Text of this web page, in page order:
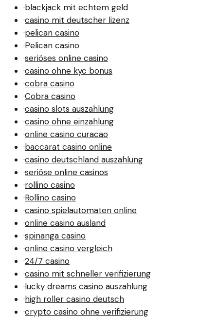
·blackjack mit echtem geld
·casino mit deutscher lizenz
·pelican casino
·Pelican casino
·seriöses online casino
·casino ohne kyc bonus
·cobra casino
·Cobra casino
·casino slots auszahlung
·casino ohne einzahlung
·online casino curacao
·baccarat casino online
·casino deutschland auszahlung
·seriöse online casinos
·rollino casino
·Rollino casino
·casino spielautomaten online
·online casino ausland
·spinanga casino
·online casino vergleich
·24/7 casino
·casino mit schneller verifizierung
·lucky dreams casino auszahlung
·high roller casino deutsch
·crypto casino ohne verifizierung